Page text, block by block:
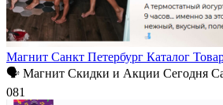
Магнит Санкт Петербург Каталог
🗣 Магнит Скидки и Акции Сегодня
081